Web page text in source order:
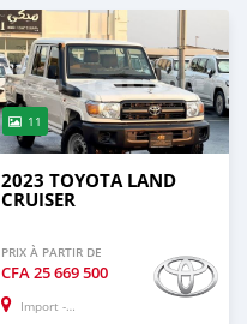
11
2023 TOYOTA LAND
CRUISER
PRIX À PARTIR DE
CFA25 669 500
Import - Dubai